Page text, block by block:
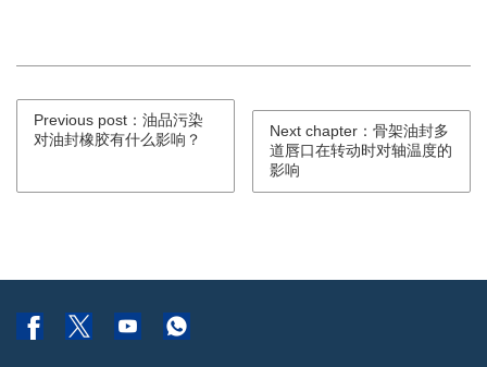
Previous post：油品污染
对油封橡胶有什么影响？
Next chapter：骨架油封多
道唇口在转动时对轴温度的
影响